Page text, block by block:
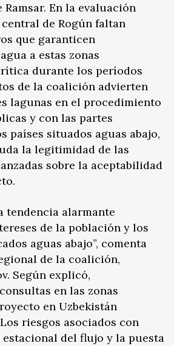
En la evaluación
de Rogún faltan
que garanticen
a estas zonas
durante los períodos
de la coalición advierten
lagunas en el procedimiento
y con las partes
países situados aguas abajo,
la legitimidad de las
sobre la aceptabilidad
tendencia alarmante
de la población y los
aguas abajo”, comenta
de la coalición,
Según explicó,
en las zonas
en Uzbekistán
riesgos asociados con
del flujo y la puesta